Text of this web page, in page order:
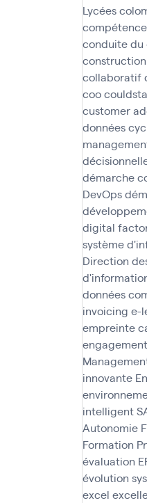
Lycées
conduite du
construction
collaboratif
coo
customer
données
démarche
DevOps
digital
système
Direction
données
invoicing e-
empreinte
innovante
intelligent
Autonomie
Formation
évaluation
évolution
excel